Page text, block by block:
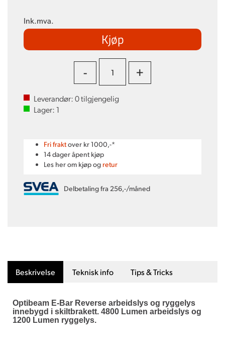
Ink.mva.
Kjøp
- +
Leverandør:0tilgjengelig
Lager:1
Fri fraktover kr 1000,-*
14 dager åpent kjøp
Les her om kjøp og retur
Delbetaling fra 256,-/måned
Beskrivelse Teknisk info Tips & Tricks
Optibeam E-Bar Reverse arbeidslys og ryggelys
innebygd i skiltbrakett. 4800 Lumen arbeidslys og
1200 Lumen ryggelys.